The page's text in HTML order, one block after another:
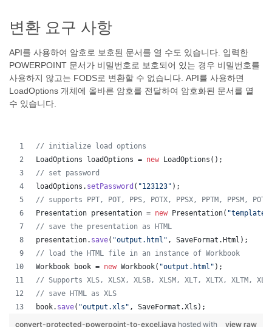
변환 요구 사항
API를 사용하여 암호로 보호된 문서를 열 수도 있습니다. 입력한
POWERPOINT 문서가 비밀번호로 보호되어 있는 경우 비밀번호를
사용하지 않고는 FODS로 변환할 수 없습니다. API를 사용하면
LoadOptions 개체에 올바른 암호를 전달하여 암호화된 문서를 열
수 있습니다.
// initialize load options
LoadOptions
loadOptions = new LoadOptions ();
// set password
loadOptions . setPassword ( "123123" );
// supports PPT, POT, PPS, POTX, PPSX, PPTM, PPSM,
Presentation presentation = new Presentation(
// save the presentation as HTML
presentation. save( "output.html" , SaveFormat . Html );
// load the HTML file in an instance of Workbook
Workbook
book = new Workbook( "output.html" );
// Supports XLS, XLSX, XLSB, XLSM, XLT, XLTX, XLTM,
// save HTML as XLS
book. save( "output.xls" , SaveFormat .Xls );
view raw
convert-protected-powerpoint-to-excel.java hosted with